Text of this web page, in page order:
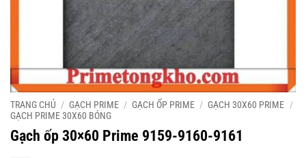
TRANG CHỦ / GẠCH PRIME / GẠCH ỐP PRIME / GẠCH 30X60 PRIME /
GẠCH PRIME 30X60 BÓNG
Gạch ốp 30×60 Prime 9159-9160-9161